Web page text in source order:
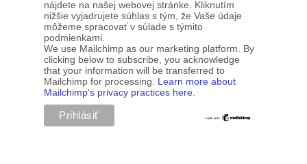
nájdete na našej webovej stránke. Kliknutím
nižšie vyjadrujete súhlas s tým, že Vaše údaje
môžeme spracovať v súlade s týmito
podmienkami.
We use Mailchimp as our marketing platform. By
clicking below to subscribe, you acknowledge
that your information will be transferred to
Mailchimp for processing. Learn more about
Mailchimp's privacy practices here.